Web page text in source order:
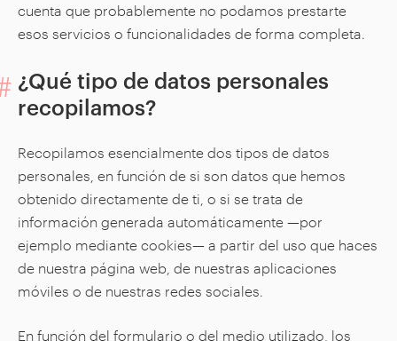
cuenta que probablemente no podamos prestarte
esos servicios o funcionalidades de forma completa.
¿Qué tipo de datos personales
recopilamos?
Recopilamos esencialmente dos tipos de datos
personales, en función de si son datos que hemos
obtenido directamente de ti, o si se trata de
información generada automáticamente —por
ejemplo mediante cookies— a partir del uso que haces
de nuestra página web, de nuestras aplicaciones
móviles o de nuestras redes sociales.
En función del formulario o del medio utilizado, los